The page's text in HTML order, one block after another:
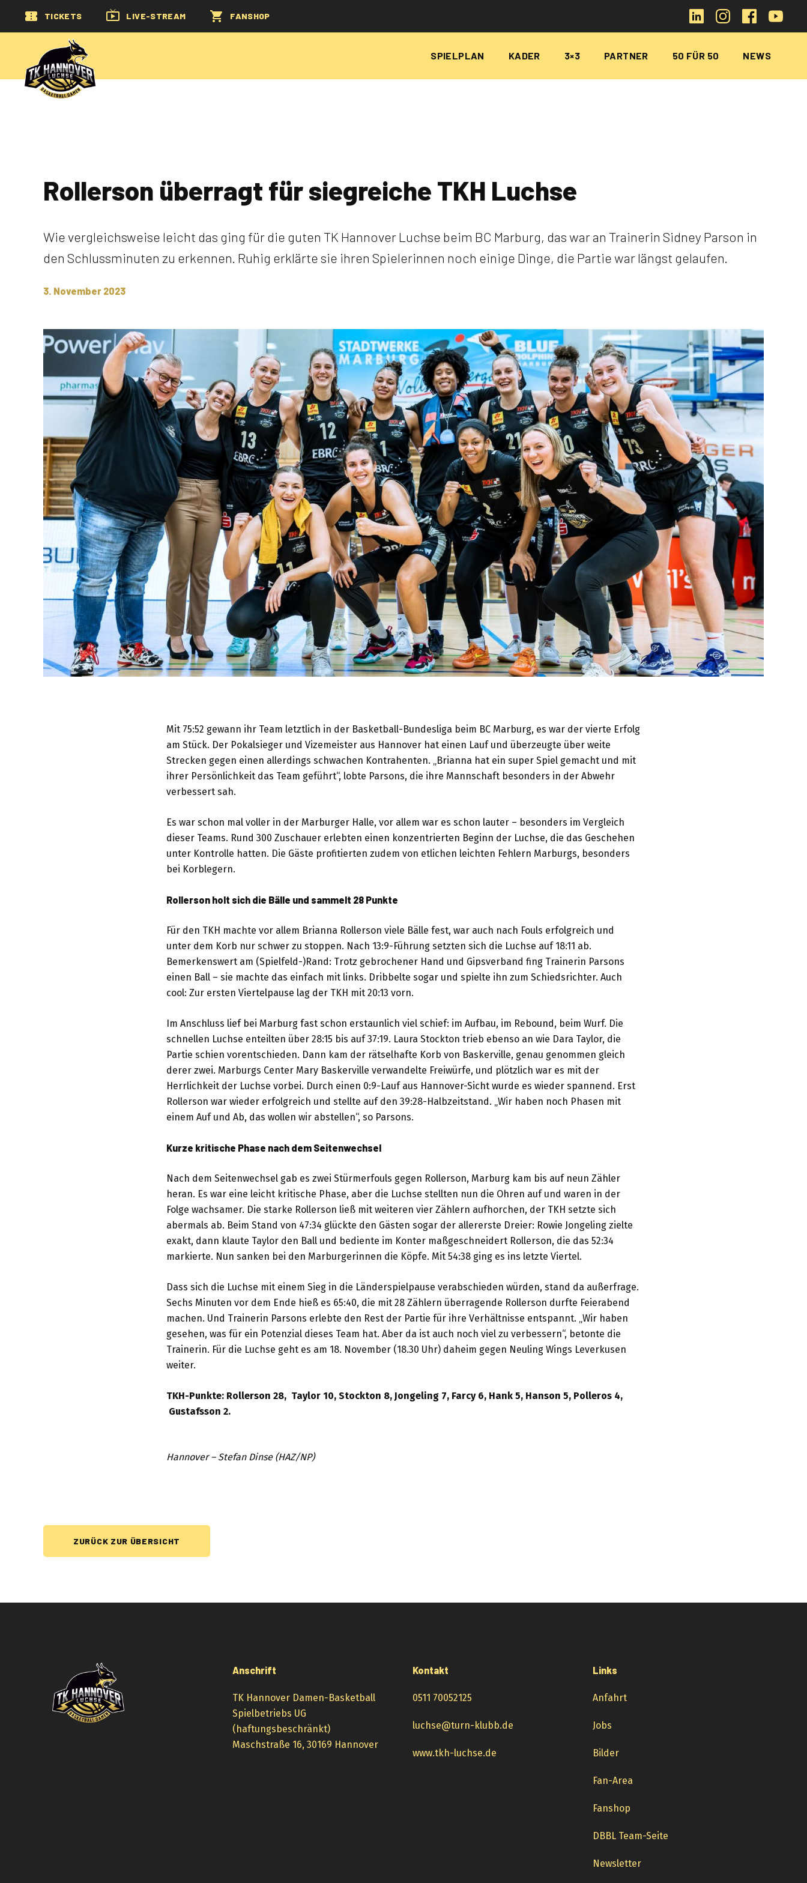
TICKETS LIVE-STREAM FANSHOP
SPIELPLAN KADER 3×3 PARTNER 50 FÜR 50 NEWS
Rollerson überragt für siegreiche TKH Luchse
Wie vergleichsweise leicht das ging für die guten TK Hannover Luchse beim BC Marburg, das war an Trainerin Sidney Parson in
den Schlussminuten zu erkennen. Ruhig erklärte sie ihren Spielerinnen noch einige Dinge, die Partie war längst gelaufen.
3. November 2023
Mit 75:52 gewann ihr Team letztlich in der Basketball-Bundesliga beim BC Marburg, es war der vierte Erfolg
am Stück. Der Pokalsieger und Vizemeister aus Hannover hat einen Lauf und überzeugte über weite
Strecken gegen einen allerdings schwachen Kontrahenten. „Brianna hat ein super Spiel gemacht und mit
ihrer Persönlichkeit das Team geführt“, lobte Parsons, die ihre Mannschaft besonders in der Abwehr
verbessert sah.
Es war schon mal voller in der Marburger Halle, vor allem war es schon lauter – besonders im Vergleich
dieser Teams. Rund 300 Zuschauer erlebten einen konzentrierten Beginn der Luchse, die das Geschehen
unter Kontrolle hatten. Die Gäste profitierten zudem von etlichen leichten Fehlern Marburgs, besonders
bei Korblegern.
Rollerson holt sich die Bälle und sammelt 28 Punkte
Für den TKH machte vor allem Brianna Rollerson viele Bälle fest, war auch nach Fouls erfolgreich und
unter dem Korb nur schwer zu stoppen. Nach 13:9-Führung setzten sich die Luchse auf 18:11 ab.
Bemerkenswert am (Spielfeld-)Rand: Trotz gebrochener Hand und Gipsverband fing Trainerin Parsons
einen Ball – sie machte das einfach mit links. Dribbelte sogar und spielte ihn zum Schiedsrichter. Auch
cool: Zur ersten Viertelpause lag der TKH mit 20:13 vorn.
Im Anschluss lief bei Marburg fast schon erstaunlich viel schief: im Aufbau, im Rebound, beim Wurf. Die
schnellen Luchse enteilten über 28:15 bis auf 37:19. Laura Stockton trieb ebenso an wie Dara Taylor, die
Partie schien vorentschieden. Dann kam der rätselhafte Korb von Baskerville, genau genommen gleich
derer zwei. Marburgs Center Mary Baskerville verwandelte Freiwürfe, und plötzlich war es mit der
Herrlichkeit der Luchse vorbei. Durch einen 0:9-Lauf aus Hannover-Sicht wurde es wieder spannend. Erst
Rollerson war wieder erfolgreich und stellte auf den 39:28-Halbzeitstand. „Wir haben noch Phasen mit
einem Auf und Ab, das wollen wir abstellen“, so Parsons.
Kurze kritische Phase nach dem Seitenwechsel
Nach dem Seitenwechsel gab es zwei Stürmerfouls gegen Rollerson, Marburg kam bis auf neun Zähler
heran. Es war eine leicht kritische Phase, aber die Luchse stellten nun die Ohren auf und waren in der
Folge wachsamer. Die starke Rollerson ließ mit weiteren vier Zählern aufhorchen, der TKH setzte sich
abermals ab. Beim Stand von 47:34 glückte den Gästen sogar der allererste Dreier: Rowie Jongeling zielte
exakt, dann klaute Taylor den Ball und bediente im Konter maßgeschneidert Rollerson, die das 52:34
markierte. Nun sanken bei den Marburgerinnen die Köpfe. Mit 54:38 ging es ins letzte Viertel.
Dass sich die Luchse mit einem Sieg in die Länderspielpause verabschieden würden, stand da außerfrage.
Sechs Minuten vor dem Ende hieß es 65:40, die mit 28 Zählern überragende Rollerson durfte Feierabend
machen. Und Trainerin Parsons erlebte den Rest der Partie für ihre Verhältnisse entspannt. „Wir haben
gesehen, was für ein Potenzial dieses Team hat. Aber da ist auch noch viel zu verbessern“, betonte die
Trainerin. Für die Luchse geht es am 18. November (18.30 Uhr) daheim gegen Neuling Wings Leverkusen
weiter.
TKH-Punkte: Rollerson 28, Taylor 10, Stockton 8, Jongeling 7, Farcy 6, Hank 5, Hanson 5, Polleros 4,
Gustafsson 2.
Hannover – Stefan Dinse (HAZ/NP)
ZURÜCK ZUR ÜBERSICHT
Anschrift
TK Hannover Damen-Basketball
Spielbetriebs UG
(haftungsbeschränkt)
Maschstraße 16, 30169 Hannover
Kontakt
0511 70052125
luchse@turn-klubb.de
www.tkh-luchse.de
Links
Anfahrt
Jobs
Bilder
Fan-Area
Fanshop
DBBL Team-Seite
Newsletter